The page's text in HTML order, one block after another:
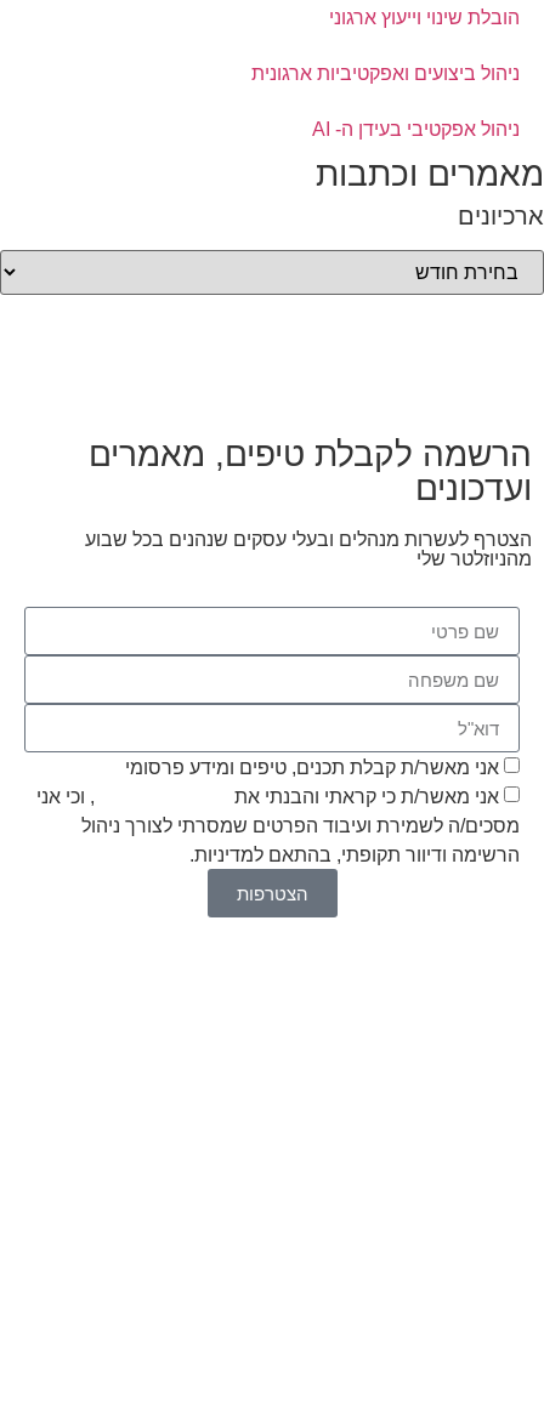
הובלת שינוי וייעוץ ארגוני
ניהול ביצועים ואפקטיביות ארגונית
ניהול אפקטיבי בעידן ה- AI
מאמרים וכתבות
ארכיונים
הרשמה לקבלת טיפים, מאמרים
ועדכונים
הצטרף לעשרות מנהלים ובעלי עסקים שנהנים בכל שבוע
מהניוזלטר שלי
אני מאשר/ת קבלת תכנים, טיפים ומידע פרסומי
אני מאשר/ת כי קראתי והבנתי את
, וכי אני
מסכים/ה לשמירת ועיבוד הפרטים שמסרתי לצורך ניהול
הרשימה ודיוור תקופתי, בהתאם למדיניות.
הצטרפות